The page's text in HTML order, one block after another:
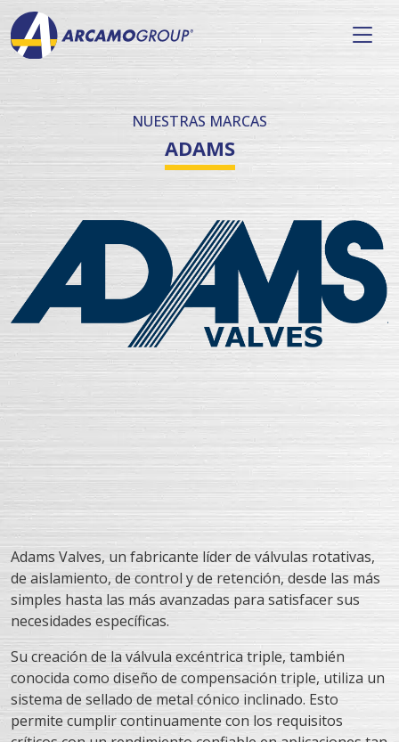
NUESTRAS MARCAS
ADAMS
Adams Valves, un fabricante líder de válvulas rotativas,
de aislamiento, de control y de retención, desde las más
simples hasta las más avanzadas para satisfacer sus
necesidades específicas.
Su creación de la válvula excéntrica triple, también
conocida como diseño de compensación triple, utiliza un
sistema de sellado de metal cónico inclinado. Esto
permite cumplir continuamente con los requisitos